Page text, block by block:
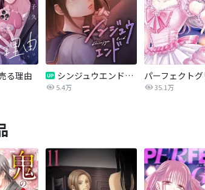
る理由 シンジュウエンド【タテヨミ】
5.4万 35.1万